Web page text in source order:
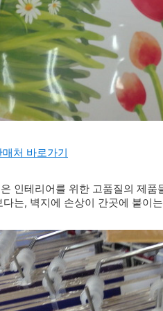
처 바로가기
인테리어를 위한 고품질의 제
는, 벽지에 손상이 간곳에 붙이